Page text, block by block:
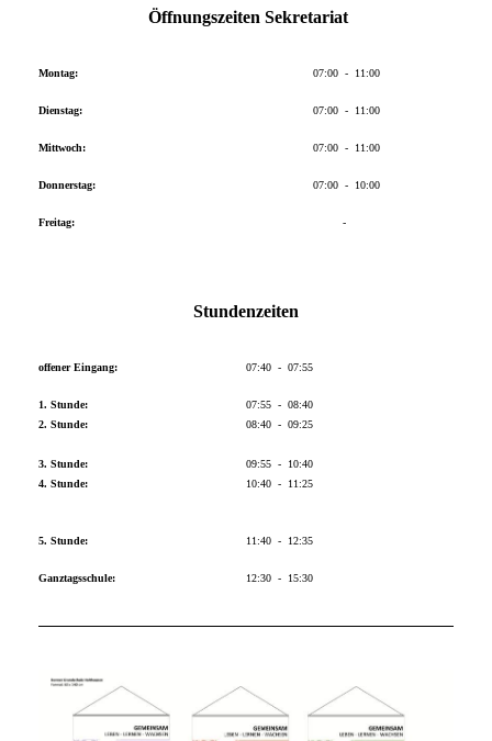
Öffnungszeiten Sekretariat
Montag:
Dienstag:
Mittwoch:
Donnerstag:
Freitag:
07:00 - 11:00
07:00 - 11:00
07:00 - 11:00
07:00 - 10:00
-
Stundenzeiten
offener Eingang:
1. Stunde:
2. Stunde:
3. Stunde:
4. Stunde:
5. Stunde:
Ganztagsschule:
07:40 - 07:55
07:55 - 08:40
08:40 - 09:25
09:55 - 10:40
10:40 - 11:25
11:40 - 12:35
12:30 - 15:30